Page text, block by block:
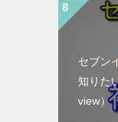
セブン
知りた
view）